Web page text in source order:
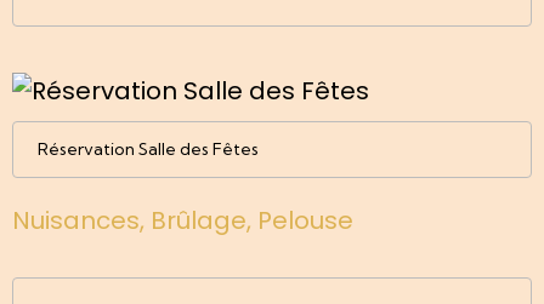
Réservation Salle des Fêtes
Nuisances, Brûlage, Pelouse